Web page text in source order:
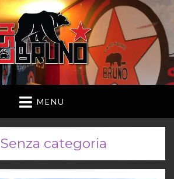
MENU
Senza categoria